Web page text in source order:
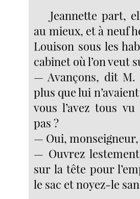
Jeannette part,
au mieux, et à neuf
Louison sous les
cabinet où l’on veut
— Avançons, dit M.
plus que lui
vous l’avez tous
pas ?
— Oui,
— Ouvrez
sur la tête pour
le sac et noyez-le